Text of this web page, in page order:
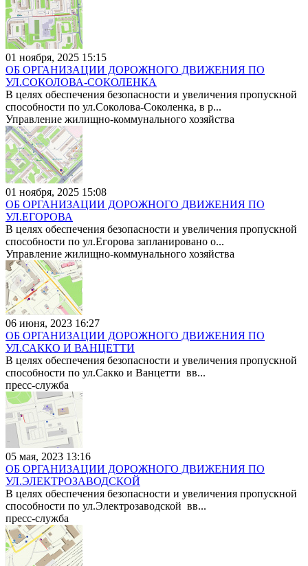
01 ноября, 2025 15:15
ОБ ОРГАНИЗАЦИИ ДОРОЖНОГО ДВИЖЕНИЯ ПО
УЛ.СОКОЛОВА-СОКОЛЕНКА
В целях обеспечения безопасности и увеличения пропускной
способности по ул.Соколова-Соколенка, в р...
Управление жилищно-коммунального хозяйства
01 ноября, 2025 15:08
ОБ ОРГАНИЗАЦИИ ДОРОЖНОГО ДВИЖЕНИЯ ПО
УЛ.ЕГОРОВА
В целях обеспечения безопасности и увеличения пропускной
способности по ул.Егорова запланировано о...
Управление жилищно-коммунального хозяйства
06 июня, 2023 16:27
ОБ ОРГАНИЗАЦИИ ДОРОЖНОГО ДВИЖЕНИЯ ПО
УЛ.САККО И ВАНЦЕТТИ
В целях обеспечения безопасности и увеличения пропускной
способности по ул.Сакко и Ванцетти вв...
пресс-служба
05 мая, 2023 13:16
ОБ ОРГАНИЗАЦИИ ДОРОЖНОГО ДВИЖЕНИЯ ПО
УЛ.ЭЛЕКТРОЗАВОДСКОЙ
В целях обеспечения безопасности и увеличения пропускной
способности по ул.Электрозаводской вв...
пресс-служба